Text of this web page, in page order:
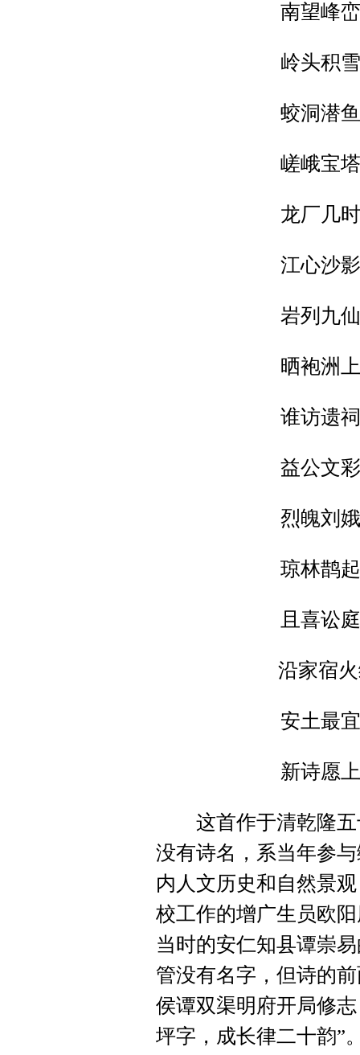
南望峰峦
岭头积雪
蛟洞潜鱼
嵯峨宝塔
龙厂几时
江心沙影
岩列九仙
晒袍洲上
谁访遗祠
益公文彩
烈魄刘娥
琼林鹊起
且喜讼庭
沿家宿火
安土最宜
新诗愿上
这首作于清乾隆五
没有诗名，系当年参
内人文历史和自然景
校工作的增广生员欧
当时的安仁知县谭崇
管没有名字，但诗的
侯谭双渠明府开局修
坪字，成长律二十韵”